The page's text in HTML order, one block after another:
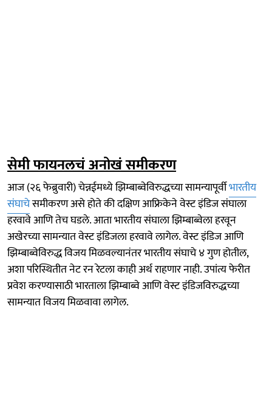
सेमी फायनलचं अनोखं समीकरण
आज (२६ फेब्रुवारी) चेन्नईमध्ये झिम्बाब्वेविरुद्धच्या सामन्यापूर्वीभारतीय
संघाचेसमीकरण असे होते की दक्षिण आफ्रिकेने वेस्ट इंडिज संघाला
हरवावे आणि तेच घडले. आता भारतीय संघाला झिम्बाब्वेला हरवून
अखेरच्या सामन्यात वेस्ट इंडिजला हरवावे लागेल. वेस्ट इंडिज आणि
झिम्बाब्वेविरुद्ध विजय मिळवल्यानंतर भारतीय संघाचे ४ गुण होतील,
अशा परिस्थितीत नेट रन रेटला काही अर्थ राहणार नाही. उपांत्य फेरीत
प्रवेश करण्यासाठी भारताला झिम्बाब्वे आणि वेस्ट इंडिजविरुद्धच्या
सामन्यात विजय मिळवावा लागेल.